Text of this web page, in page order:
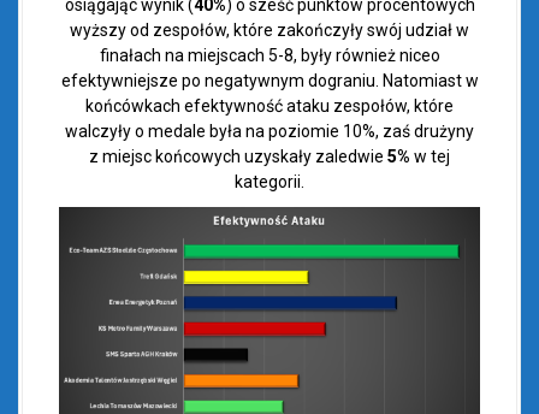
osiągając wynik (40%) o sześć punktów procentowych
wyższy od zespołów, które zakończyły swój udział w
finałach na miejscach 5-8, były również niceo
efektywniejsze po negatywnym dograniu. Natomiast w
końcówkach efektywność ataku zespołów, które
walczyły o medale była na poziomie 10%, zaś drużyny
z miejsc końcowych uzyskały zaledwie 5% w tej
kategorii.